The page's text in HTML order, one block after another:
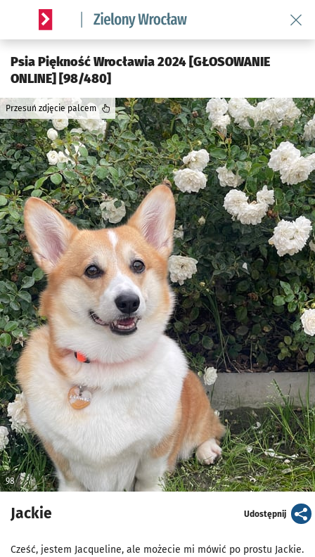
Serwis informacyjny wroclaw.pl podserwis: Środowisko we
Psia Piękność Wrocławia 2024 [GŁOSOWANIE
ONLINE] [98/480]
98
Przesuń zdjęcie palcem
Udostępnijartykuł
Jackie
Cześć, jestem Jacqueline, ale możecie mi mówić po prostu Jackie.